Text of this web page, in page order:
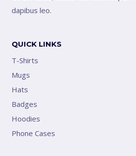
dapibus leo.
QUICK LINKS
T-Shirts
Mugs
Hats
Badges
Hoodies
Phone Cases